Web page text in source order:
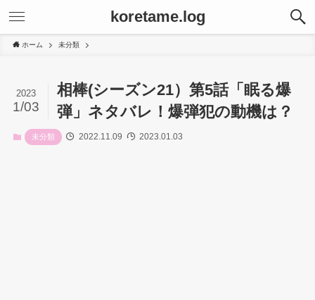
koretame.log
ホーム 未分類
相棒(シーズン21）第5話「眠る爆
弾」ネタバレ！爆弾犯の動機は？
2023
1/03
未分類 2022.11.09 2023.01.03